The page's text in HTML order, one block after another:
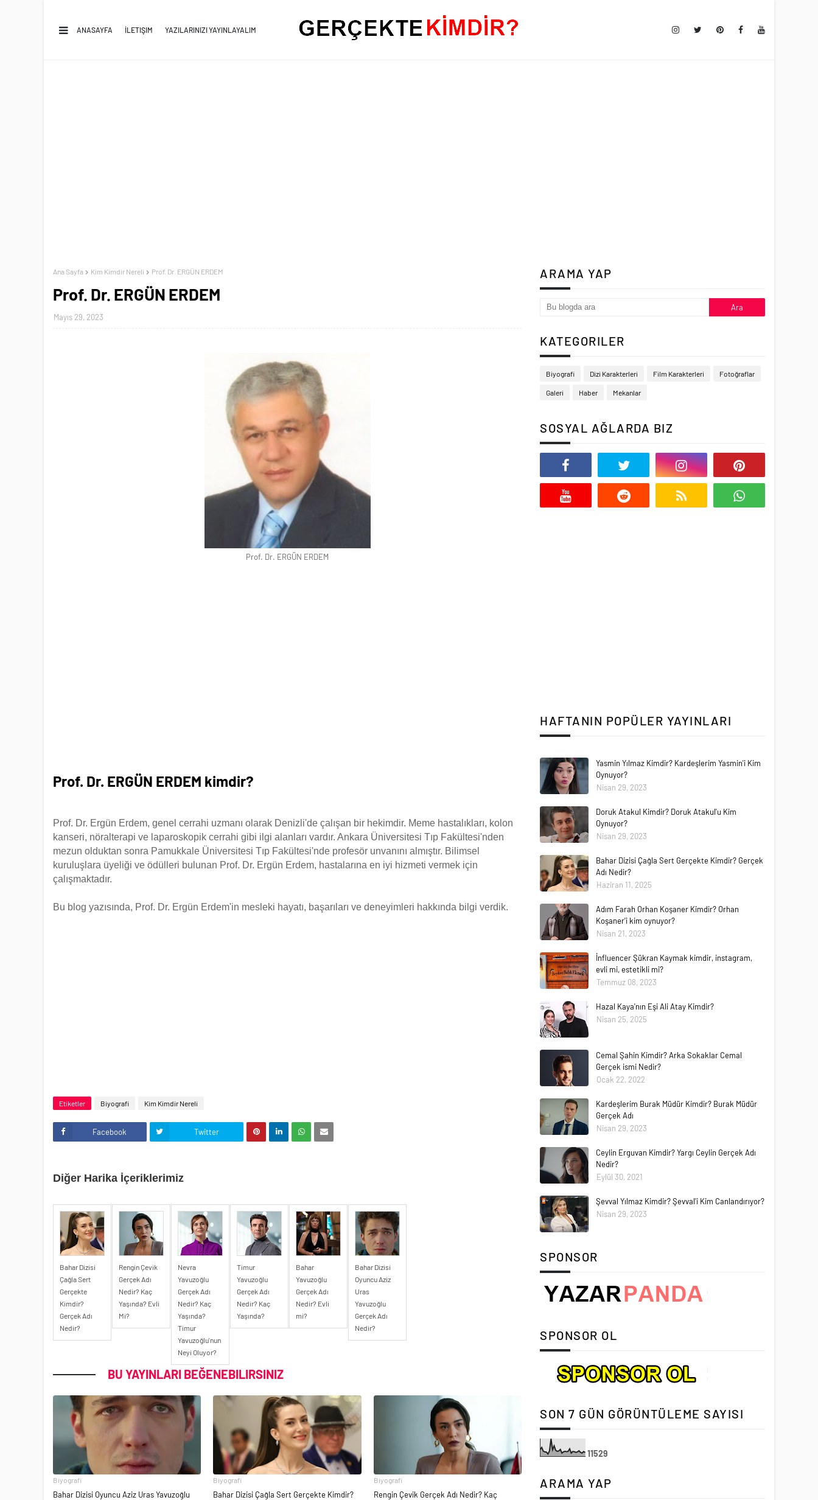
ANASAYFA İLETIŞIM YAZILARINIZI YAYINLAYALIM
Ana Sayfa Kim Kimdir Nereli Prof. Dr. ERGÜN ERDEM
Prof. Dr. ERGÜN ERDEM
Mayıs 29, 2023
Prof. Dr. ERGÜN ERDEM
Prof. Dr. ERGÜN ERDEM kimdir?
Prof. Dr. Ergün Erdem, genel cerrahi uzmanı olarak Denizli'de çalışan bir hekimdir. Meme hastalıkları, kolon
kanseri, nöralterapi ve laparoskopik cerrahi gibi ilgi alanları vardır. Ankara Üniversitesi Tıp Fakültesi'nden
mezun olduktan sonra Pamukkale Üniversitesi Tıp Fakültesi'nde profesör unvanını almıştır. Bilimsel
kuruluşlara üyeliği ve ödülleri bulunan Prof. Dr. Ergün Erdem, hastalarına en iyi hizmeti vermek için
çalışmaktadır.
Bu blog yazısında, Prof. Dr. Ergün Erdem'in mesleki hayatı, başarıları ve deneyimleri hakkında bilgi verdik.
Etiketler Biyografi Kim Kimdir Nereli
Facebook Twitter
Diğer Harika İçeriklerimiz
Bahar Dizisi
Çağla Sert
Gerçekte
Kimdir?
Gerçek Adı
Nedir?
Rengin Çevik
Gerçek Adı
Nedir? Kaç
Yaşında? Evli
Mi?
Nevra
Yavuzoğlu
Gerçek Adı
Nedir? Kaç
Yaşında?
Timur
Yavuzoğlu'nun
Neyi Oluyor?
Timur
Yavuzoğlu
Gerçek Adı
Nedir? Kaç
Yaşında?
Bahar
Yavuzoğlu
Gerçek Adı
Nedir? Evli
mi?
Bahar Dizisi
Oyuncu Aziz
Uras
Yavuzoğlu
Gerçek Adı
Nedir?
BU YAYINLARI BEĞENEBILIRSINIZ
Biyografi
Bahar Dizisi Oyuncu Aziz Uras Yavuzoğlu
Biyografi
Bahar Dizisi Çağla Sert Gerçekte Kimdir?
Biyografi
Rengin Çevik Gerçek Adı Nedir? Kaç
ARAMA YAP
KATEGORILER
Biyografi Dizi Karakterleri Film Karakterleri Fotoğraflar
Galeri Haber Mekanlar
SOSYAL AĞLARDA BIZ
HAFTANIN POPÜLER YAYINLARI
Yasmin Yılmaz Kimdir? Kardeşlerim Yasmin'i Kim
Oynuyor?
Nisan 29, 2023
Doruk Atakul Kimdir? Doruk Atakul'u Kim
Oynuyor?
Nisan 29, 2023
Bahar Dizisi Çağla Sert Gerçekte Kimdir? Gerçek
Adı Nedir?
Haziran 11, 2025
Adım Farah Orhan Koşaner Kimdir? Orhan
Koşaner'i kim oynuyor?
Nisan 21, 2023
İnfluencer Şükran Kaymak kimdir, instagram,
evli mi, estetikli mi?
Temmuz 08, 2023
Hazal Kaya'nın Eşi Ali Atay Kimdir?
Nisan 25, 2025
Cemal Şahin Kimdir? Arka Sokaklar Cemal
Gerçek ismi Nedir?
Ocak 22, 2022
Kardeşlerim Burak Müdür Kimdir? Burak Müdür
Gerçek Adı
Nisan 29, 2023
Ceylin Erguvan Kimdir? Yargı Ceylin Gerçek Adı
Nedir?
Eylül 30, 2021
Şevval Yılmaz Kimdir? Şevval'i Kim Canlandırıyor?
Nisan 29, 2023
SPONSOR
SPONSOR OL
SON 7 GÜN GÖRÜNTÜLEME SAYISI
11529
ARAMA YAP